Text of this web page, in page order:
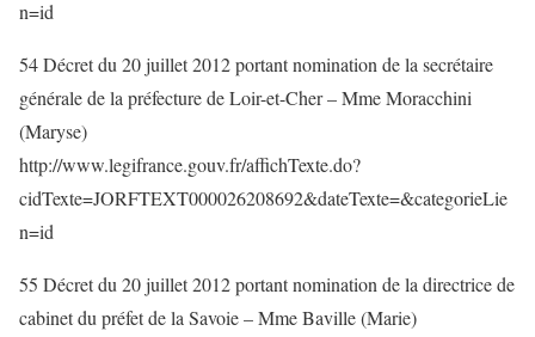
n=id
54 Décret du 20 juillet 2012 portant nomination de la secrétaire
générale de la préfecture de Loir-et-Cher – Mme Moracchini
(Maryse)
http://www.legifrance.gouv.fr/affichTexte.do?
cidTexte=JORFTEXT000026208692&dateTexte=&categorieLie
n=id
55 Décret du 20 juillet 2012 portant nomination de la directrice de
cabinet du préfet de la Savoie – Mme Baville (Marie)